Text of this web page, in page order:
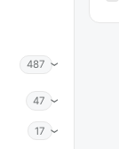
487
47
17